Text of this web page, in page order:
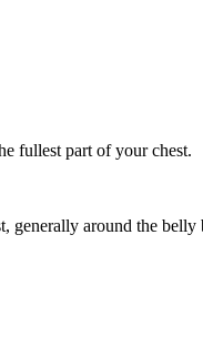
fullest part of your chest.
generally around the